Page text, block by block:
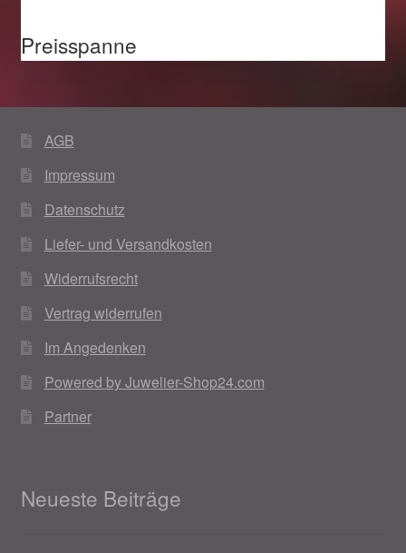
Preisspanne
AGB
Impressum
Datenschutz
Liefer- und Versandkosten
Widerrufsrecht
Vertrag widerrufen
Im Angedenken
Powered by Juwelier-Shop24.com
Partner
Neueste Beiträge